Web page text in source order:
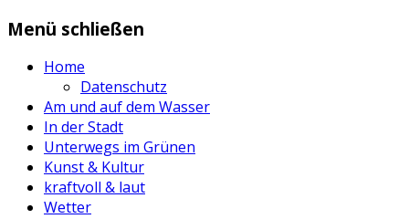
Zum
springen
Menü schließen
Home
Datenschutz
Am und auf dem Wasser
In der Stadt
Unterwegs im Grünen
Kunst & Kultur
kraftvoll & laut
Wetter